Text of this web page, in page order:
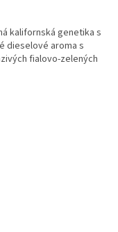
kalifornská genetika s
dieselové aroma s
fialovo-zelených